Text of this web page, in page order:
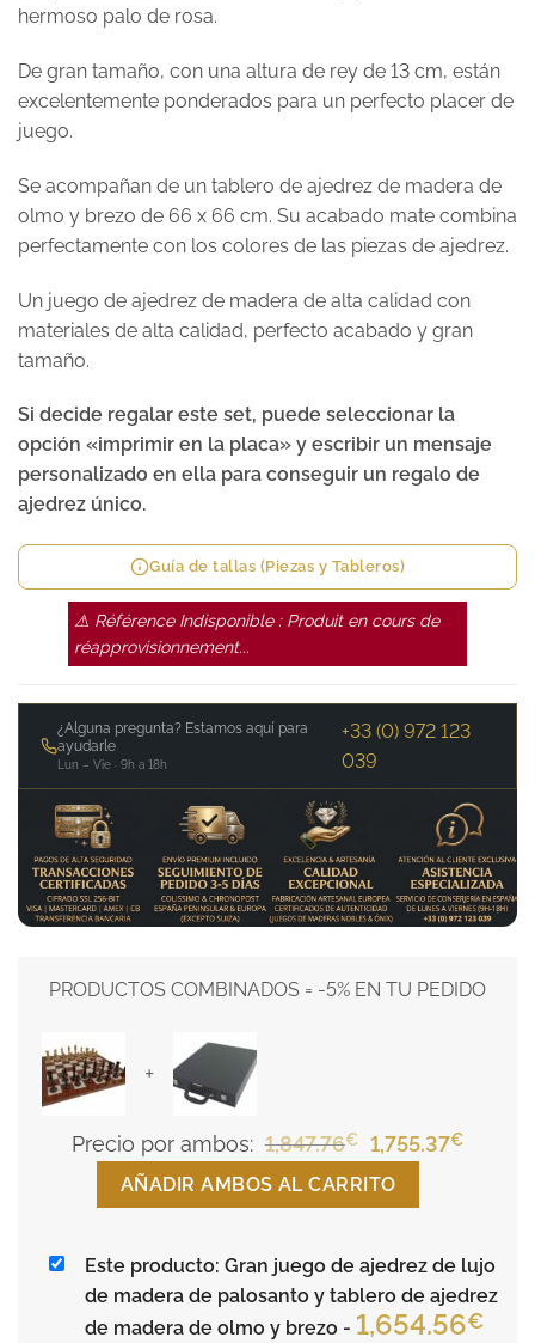
hermoso palo de rosa.
De gran tamaño, con una altura de rey de 13 cm, están
excelentemente ponderados para un perfecto placer de
juego.
Se acompañan de un tablero de ajedrez de madera de
olmo y brezo de 66 x 66 cm. Su acabado mate combina
perfectamente con los colores de las piezas de ajedrez.
Un juego de ajedrez de madera de alta calidad con
materiales de alta calidad, perfecto acabado y gran
tamaño.
Si decide regalar este set, puede seleccionar la
opción «imprimir en la placa» y escribir un mensaje
personalizado en ella para conseguir un regalo de
ajedrez único.
Guía de tallas (Piezas y Tableros)
⚠ Référence Indisponible : Produit en cours de
réapprovisionnement...
¿Alguna pregunta? Estamos aquí para
ayudarle
Lun – Vie · 9h a 18h
+33 (0) 972 123
039
PRODUCTOS COMBINADOS = -5% EN TU PEDIDO
+
Precio por ambos: 1,847.76€
El
precio
original
1,847.76€.
1,755.37€El
AÑADIR AMBOS AL CARRITO
Este producto: Gran juego de ajedrez de lujo
de madera de palosanto y tablero de ajedrez
de madera de olmo y brezo - 1,654.56€